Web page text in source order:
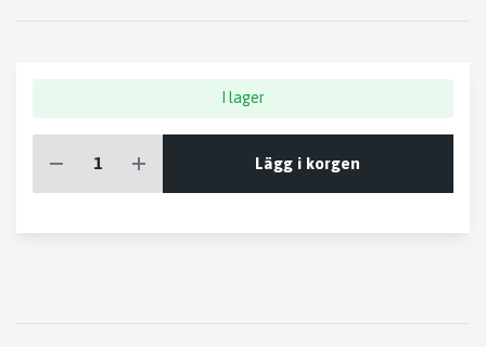
I lager
Lägg i korgen